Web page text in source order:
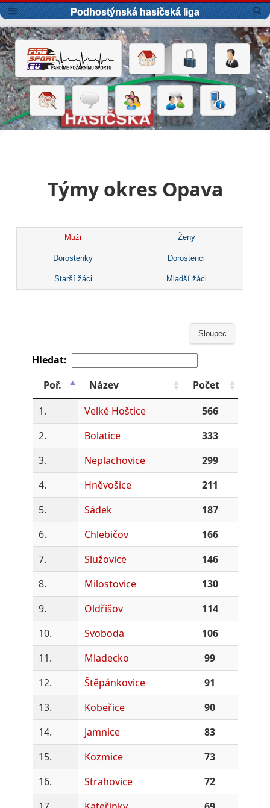
Podhostýnská hasičská liga
Týmy okres Opava
Muži Ženy
Dorostenky Dorostenci
Starší žáci Mladší žáci
Sloupec
Hledat:
Poř.
Název
Počet
1.
Velké Hoštice
566
2.
Bolatice
333
3.
Neplachovice
299
4.
Hněvošice
211
5.
Sádek
187
6.
Chlebičov
166
7.
Služovice
146
8.
Milostovice
130
9.
Oldřišov
114
10.
Svoboda
106
11.
Mladecko
99
12.
Štěpánkovice
91
13.
Kobeřice
90
14.
Jamnice
83
15.
Kozmice
73
16.
Strahovice
72